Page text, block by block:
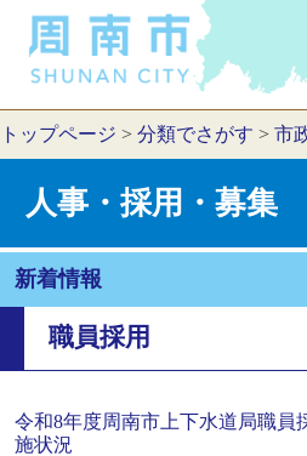
トップページ > 分類でさがす > 市
人事・採用・募集
新着情報
職員採用
令和8年度周南市上下水道局職員
施状況